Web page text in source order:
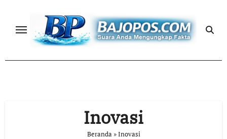
content
Inovasi
Beranda »Inovasi